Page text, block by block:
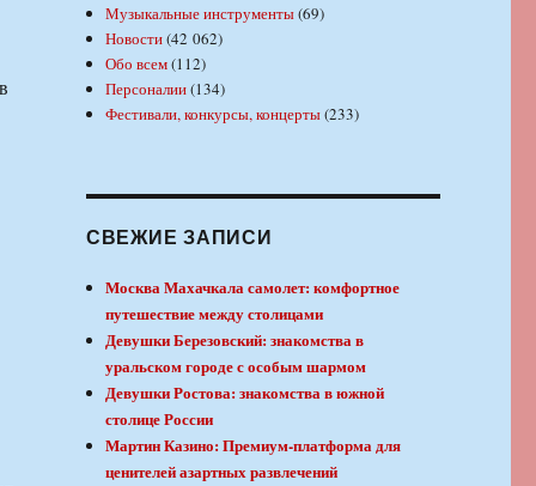
Музыкальные инструменты(69)
Новости(42 062)
Обо всем(112)
Персоналии(134)
Фестивали, конкурсы, концерты(233)
СВЕЖИЕ ЗАПИСИ
Москва Махачкала самолет: комфортное
путешествие между столицами
Девушки Березовский: знакомства в
уральском городе с особым шармом
Девушки Ростова: знакомства в южной
столице России
Мартин Казино: Премиум-платформа для
ценителей азартных развлечений